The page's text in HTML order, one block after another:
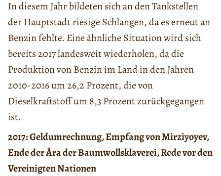
In diesem Jahr bildeten sich an den Tankstellen
der Hauptstadt riesige Schlangen, da es erneut an
Benzin fehlte. Eine ähnliche Situation wird sich
bereits 2017 landesweit wiederholen, da die
Produktion von Benzin im Land in den Jahren
2010-2016 um 26,2 Prozent, die von
Dieselkraftstoff um 8,3 Prozent zurückgegangen
ist.
2017: Geldumrechnung, Empfang von Mirziyoyev,
Ende der Ära der Baumwollsklaverei, Rede vor den
Vereinigten Nationen